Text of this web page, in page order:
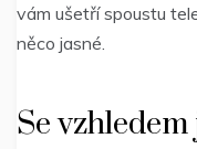
vám ušetří spoustu
něco jasné.
Se